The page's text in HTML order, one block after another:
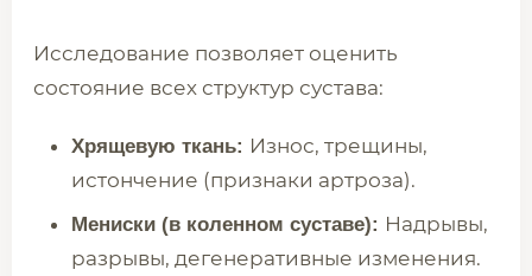
Исследование позволяет оценить
состояние всех структур сустава:
Хрящевую ткань: Износ, трещины,
истончение (признаки артроза).
Мениски (в коленном суставе): Надрывы,
разрывы, дегенеративные изменения.